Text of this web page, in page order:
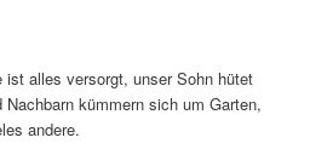
ist alles versorgt, unser Sohn hütet
kümmern sich um Garten,
andere.